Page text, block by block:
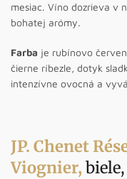
mesiac. Víno dozrieva v
bohatej arómy.
Farba je rubínovo
čierne ríbezle, dotyk
intenzívne ovocná a
JP. Chenet
Viognier,